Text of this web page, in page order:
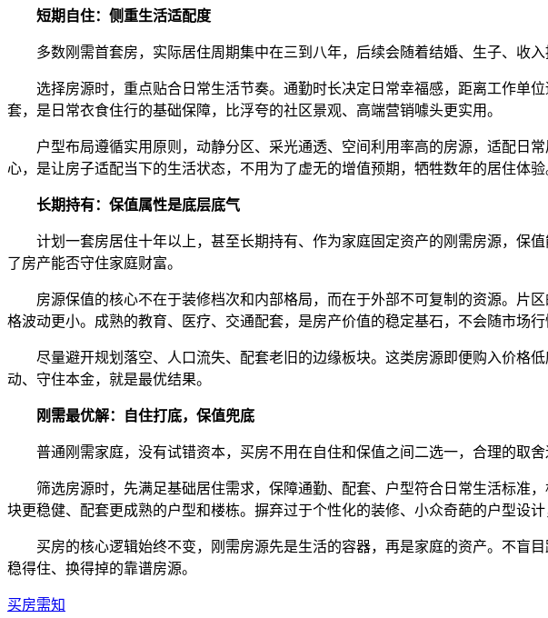
短期自住：侧重生活适配度
多数刚需首套房，实际居住周期集中在三到八年，后续会随着结婚、生子、收入
选择房源时，重点贴合日常生活节奏。通勤时长决定日常幸福感，距离工作单
套，是日常衣食住行的基础保障，比浮夸的社区景观、高端营销噱头更实用。
户型布局遵循实用原则，动静分区、采光通透、空间利用率高的房源，适配日
心，是让房子适配当下的生活状态，不用为了虚无的增值预期，牺牲数年的居住体验
长期持有：保值属性是底层底气
计划一套房居住十年以上，甚至长期持有、作为家庭固定资产的刚需房源，保值
了房产能否守住家庭财富。
房源保值的核心不在于装修档次和内部格局，而在于外部不可复制的资源。片
格波动更小。成熟的教育、医疗、交通配套，是房产价值的稳定基石，不会随市场行
尽量避开规划落空、人口流失、配套老旧的边缘板块。这类房源即便购入价格
动、守住本金，就是最优结果。
刚需最优解：自住打底，保值兜底
普通刚需家庭，没有试错资本，买房不用在自住和保值之间二选一，合理的取舍
筛选房源时，先满足基础居住需求，保障通勤、配套、户型符合日常生活标准，
块更稳健、配套更成熟的户型和楼栋。摒弃过于个性化的装修、小众奇葩的户型设
买房的核心逻辑始终不变，刚需房源先是生活的容器，再是家庭的资产。不盲目
稳得住、换得掉的靠谱房源。
买房需知